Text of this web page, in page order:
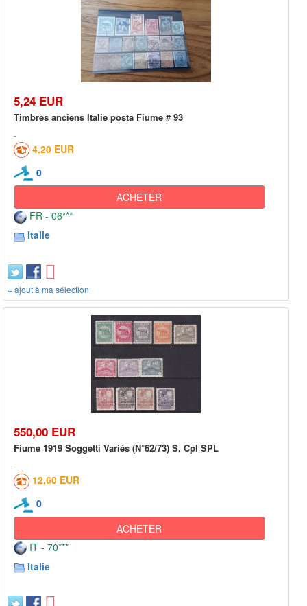
5,24 EUR
Timbres anciens Italie posta Fiume # 93
4,20 EUR
0
ACHETER
FR - 06***
Italie
+ ajout à ma sélection
550,00 EUR
Fiume 1919 Soggetti Variés (N°62/73) S. Cpl SPL
12,60 EUR
0
ACHETER
IT - 70***
Italie